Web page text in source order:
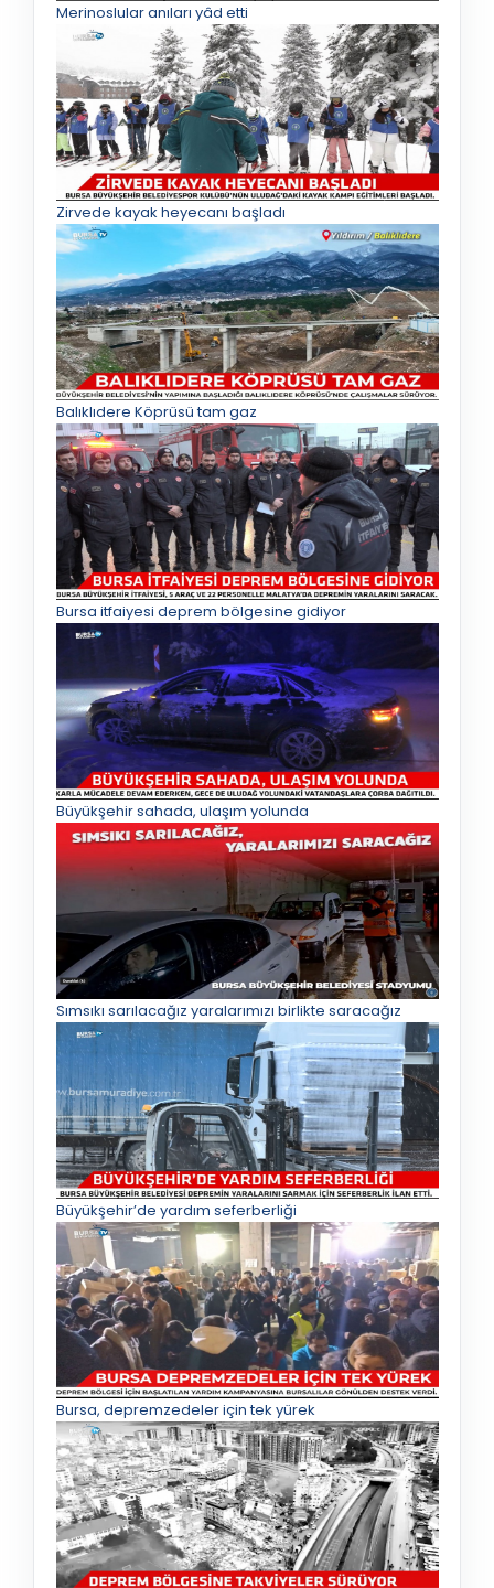
Merinoslular anıları yâd etti
Zirvede kayak heyecanı başladı
Balıklıdere Köprüsü tam gaz
Bursa itfaiyesi deprem bölgesine gidiyor
Büyükşehir sahada, ulaşım yolunda
Sımsıkı sarılacağız yaralarımızı birlikte saracağız
Büyükşehir’de yardım seferberliği
Bursa, depremzedeler için tek yürek